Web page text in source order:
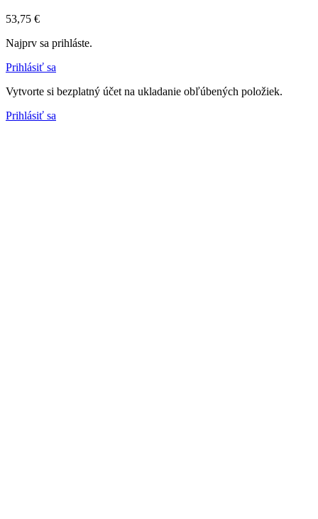
53,75 €
Najprv sa prihláste.
Prihlásiť sa
Vytvorte si bezplatný účet na ukladanie obľúbených položiek.
Prihlásiť sa